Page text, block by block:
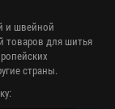
и швейной
товаров для шитья
страны.